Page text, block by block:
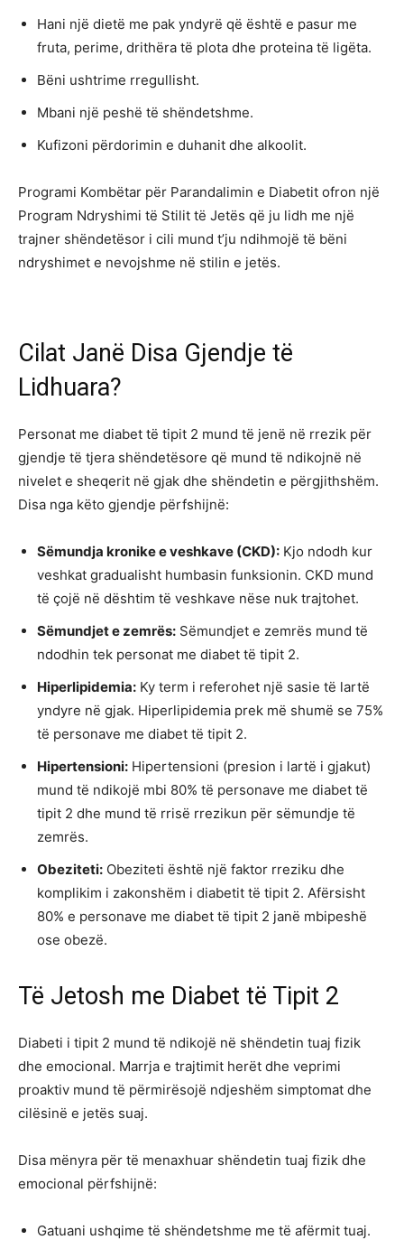
Hani një dietë me pak yndyrë që është e pasur me
fruta, perime, drithëra të plota dhe proteina të ligëta.
Bëni ushtrime rregullisht.
Mbani një peshë të shëndetshme.
Kufizoni përdorimin e duhanit dhe alkoolit.
Programi Kombëtar për Parandalimin e Diabetit ofron një
Program Ndryshimi të Stilit të Jetës që ju lidh me një
trajner shëndetësor i cili mund t’ju ndihmojë të bëni
ndryshimet e nevojshme në stilin e jetës.
Cilat Janë Disa Gjendje të
Lidhuara?
Personat me diabet të tipit 2 mund të jenë në rrezik për
gjendje të tjera shëndetësore që mund të ndikojnë në
nivelet e sheqerit në gjak dhe shëndetin e përgjithshëm.
Disa nga këto gjendje përfshijnë:
Sëmundja kronike e veshkave (CKD): Kjo ndodh kur
veshkat gradualisht humbasin funksionin. CKD mund
të çojë në dështim të veshkave nëse nuk trajtohet.
Sëmundjet e zemrës: Sëmundjet e zemrës mund të
ndodhin tek personat me diabet të tipit 2.
Hiperlipidemia: Ky term i referohet një sasie të lartë
yndyre në gjak. Hiperlipidemia prek më shumë se 75%
të personave me diabet të tipit 2.
Hipertensioni: Hipertensioni (presion i lartë i gjakut)
mund të ndikojë mbi 80% të personave me diabet të
tipit 2 dhe mund të rrisë rrezikun për sëmundje të
zemrës.
Obeziteti: Obeziteti është një faktor rreziku dhe
komplikim i zakonshëm i diabetit të tipit 2. Afërsisht
80% e personave me diabet të tipit 2 janë mbipeshë
ose obezë.
Të Jetosh me Diabet të Tipit 2
Diabeti i tipit 2 mund të ndikojë në shëndetin tuaj fizik
dhe emocional. Marrja e trajtimit herët dhe veprimi
proaktiv mund të përmirësojë ndjeshëm simptomat dhe
cilësinë e jetës suaj.
Disa mënyra për të menaxhuar shëndetin tuaj fizik dhe
emocional përfshijnë:
Gatuani ushqime të shëndetshme me të afërmit tuaj.